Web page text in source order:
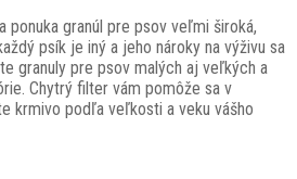
ponuka granúl pre psov veľmi široká,
psík je iný a jeho nároky na výživu sa
granuly pre psov malých aj veľkých a
Chytrý filter vám pomôže sa v
krmivo podľa veľkosti a veku vášho